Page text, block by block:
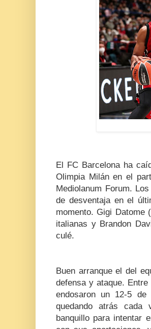
El FC Barcelona ha
Olimpia Milán en el
Mediolanum Forum.
de desventaja en el
momento. Gigi
italianas y Brandon
culé.
Buen arranque el del
defensa y ataque.
endosaron un 12-5
quedando atrás
banquillo para intentar